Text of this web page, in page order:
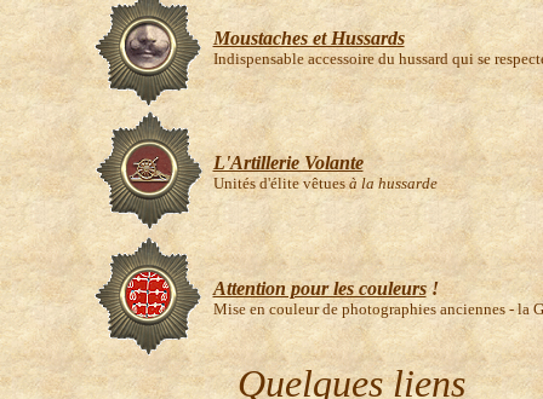
Moustaches et Hussards
Indispensable accessoire du hussard qui se
L'Artillerie Volante
Unités d'élite vêtuesà la hussarde
Attention pour les couleurs!
Mise en couleur de photographies anciennes - la
Quelques liens